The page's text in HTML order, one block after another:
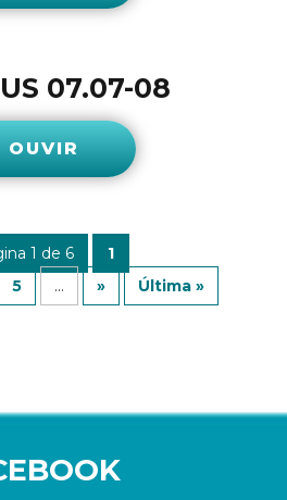
07.07-08
OUVIR
1 de 6
1
5 ... » Última »